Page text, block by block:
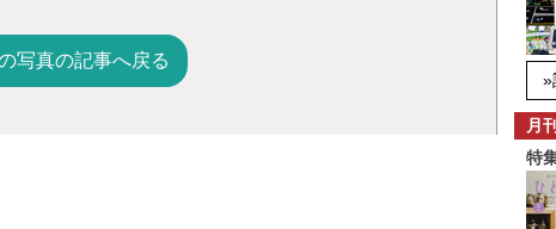
写真の記事へ戻る
»
月
特